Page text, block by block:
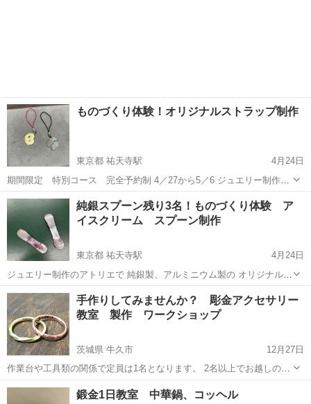
ものづくり体験！オリジナルストラップ制作
東京都 祐天寺駅
4月24日
期間限定 特別コース 完全予約制 4／27から5／6 ジュエリー制作の
アトリエ リフールの企画です。 体験時間45分から60分 体験料¥700
円／1名 材料代 アルミニウム ¥100- 真鍮
東京 目黒区 祐天寺駅 彫金 真鍮
純銀スプーン残り3名！ものづくり体験 ア
イスクリーム スプーン制作
東京都 祐天寺駅
4月24日
ジュエリー制作のアトリエで 純銀製、アルミニウム製の オリジナル
アイスクリーム スプーンを制作します。 制作時間は60〜90分位で 金
属を切って、削って、叩いて作ります。 純銀製のスプーンは熱の伝導
率が良く、 固いアイスク...
東京 目黒区 祐天寺駅 彫金 アイスクリーム
手作りしてみませんか？ 彫金アクセサリー
教室 製作 ワークショップ
茨城県 牛久市
12月27日
作業台や工具類の関係で定員は1名となります。 2名以上でお越しの場
合は、1人ずつになります。 画像のような2mm幅のシンプルなリング1
個で、 2時間¥3500 ペアリングの場合 3時間¥6000 地金や工具等の値上
茨城 牛久市 彫金 リング
鍛金1日教室 中華鍋、コッヘル